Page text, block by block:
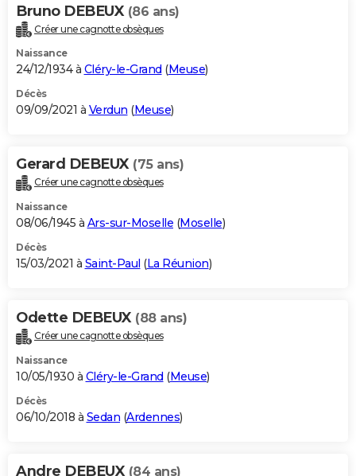
Bruno DEBEUX (86 ans)
Créer une cagnotte obsèques
Naissance
24/12/1934 à Cléry-le-Grand (Meuse)
Décès
09/09/2021 à Verdun (Meuse)
Gerard DEBEUX (75 ans)
Créer une cagnotte obsèques
Naissance
08/06/1945 à Ars-sur-Moselle (Moselle)
Décès
15/03/2021 à Saint-Paul (La Réunion)
Odette DEBEUX (88 ans)
Créer une cagnotte obsèques
Naissance
10/05/1930 à Cléry-le-Grand (Meuse)
Décès
06/10/2018 à Sedan (Ardennes)
Andre DEBEUX (84 ans)